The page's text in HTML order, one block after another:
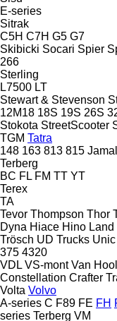
E-series
Sitrak
C5H C7H G5 G7
Skibicki Socari Spier
266
Sterling
L7500 LT
Stewart & Stevenson
12M18 18S 19S 26S
Stokota StreetScooter
TGM Tatra
148 163 813 815 Jamal
Terberg
BC FL FM TT YT
Terex
TA
Tevor Thompson Thor
Dyna Hiace Hino
Trösch UD Trucks Unic
375 4320
VDL VS-mont Van Hool
Constellation Crafter
Volta Volvo
A-series C F89 FE FH
series Terberg VM